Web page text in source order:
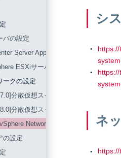
シ
ネ
バの設定
Server Applianceの設定
ESXiサーバの設定
ークの設定
分散仮想スイッチの設定
分散仮想スイッチの設定
Network I/O Controlの設定
の設定